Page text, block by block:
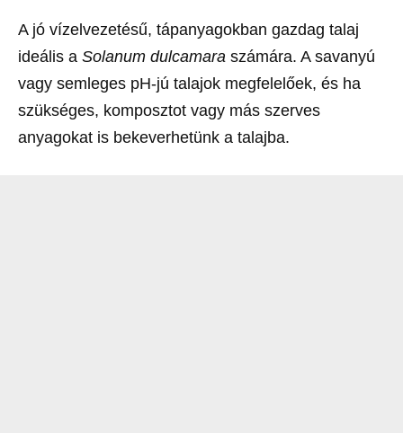
A jó vízelvezetésű, tápanyagokban gazdag talaj
ideális a Solanum dulcamara számára. A savanyú
vagy semleges pH-jú talajok megfelelőek, és ha
szükséges, komposztot vagy más szerves
anyagokat is bekeverhetünk a talajba.